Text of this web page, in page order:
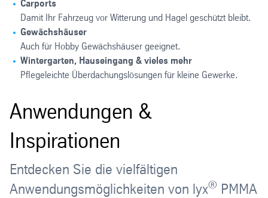
Carports
Damit Ihr Fahrzeug vor Witterung und Hagel geschützt bleibt.
Gewächshäuser
Auch für Hobby Gewächshäuser geeignet.
Wintergarten, Hauseingang & vieles mehr
Pflegeleichte Überdachungslösungen für kleine Gewerke.
Anwendungen &
Inspirationen
Entdecken Sie die vielfältigen
Anwendungsmöglichkeiten von lyx® PMMA